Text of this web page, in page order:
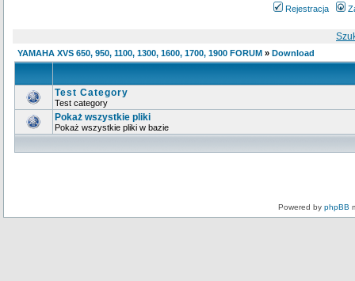
Rejestracja
YAMAHA XVS 650, 950, 1100, 1300, 1600, 1700, 1900 FORUM » Download
Test Category
Test category
Pokaż wszystkie pliki
Pokaż wszystkie pliki w bazie
Powered by phpBB